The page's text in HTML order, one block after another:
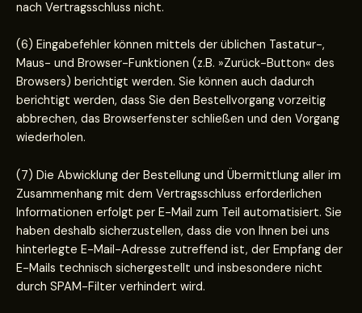
nach Vertragsschluss nicht.
(6) Eingabefehler können mittels der üblichen Tastatur-,
Maus- und Browser-Funktionen (z.B. »Zurück-Button« des
Browsers) berichtigt werden. Sie können auch dadurch
berichtigt werden, dass Sie den Bestellvorgang vorzeitig
abbrechen, das Browserfenster schließen und den Vorgang
wiederholen.
(7) Die Abwicklung der Bestellung und Übermittlung aller im
Zusammenhang mit dem Vertragsschluss erforderlichen
Informationen erfolgt per E-Mail zum Teil automatisiert. Sie
haben deshalb sicherzustellen, dass die von Ihnen bei uns
hinterlegte E-Mail-Adresse zutreffend ist, der Empfang der
E-Mails technisch sichergestellt und insbesondere nicht
durch SPAM-Filter verhindert wird.